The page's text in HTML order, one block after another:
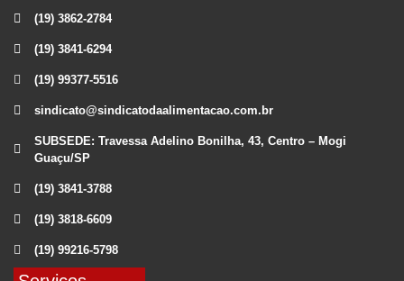
(19) 3862-2784
(19) 3841-6294
(19) 99377-5516
sindicato@sindicatodaalimentacao.com.br
SUBSEDE: Travessa Adelino Bonilha, 43, Centro – Mogi
Guaçu/SP
(19) 3841-3788
(19) 3818-6609
(19) 99216-5798